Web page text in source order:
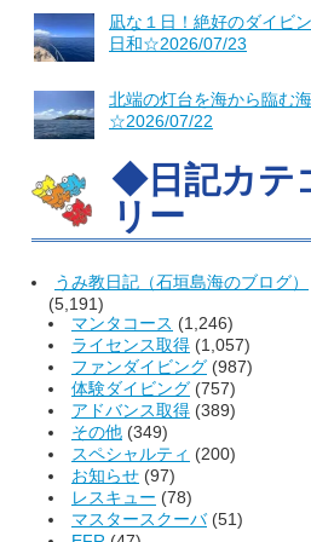
凪な１日！絶好のダイビ
日和☆2026/07/23
北端の灯台を海から臨む
☆2026/07/22
◆日記カテ
リー
うみ教日記（石垣島海のブログ）
(5,191)
マンタコース (1,246)
ライセンス取得 (1,057)
ファンダイビング (987)
体験ダイビング (757)
アドバンス取得 (389)
その他 (349)
スペシャルティ (200)
お知らせ (97)
レスキュー (78)
マスタースクーバ(51)